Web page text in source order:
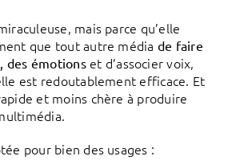
mais parce qu’elle
que tout autre média de faire
des émotionset d’associer voix,
est redoutablement efficace. Et
et moins chère à produire
pour bien des usages :